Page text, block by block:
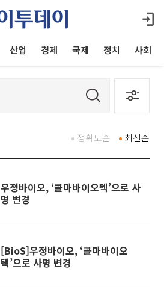
산업 경제 국제 정치 사회
최신순
정확도순
우정바이오, ‘콜마바이오텍’으로 사
명 변경
[BioS]우정바이오, ‘콜마바이오
텍’으로 사명 변경